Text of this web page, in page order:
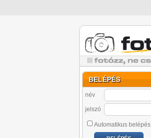
BELÉPÉS
név
jelszó
Automatikus belépés